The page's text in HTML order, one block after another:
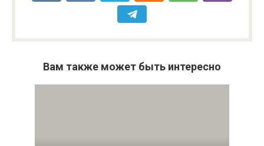
Вам также может быть интересно